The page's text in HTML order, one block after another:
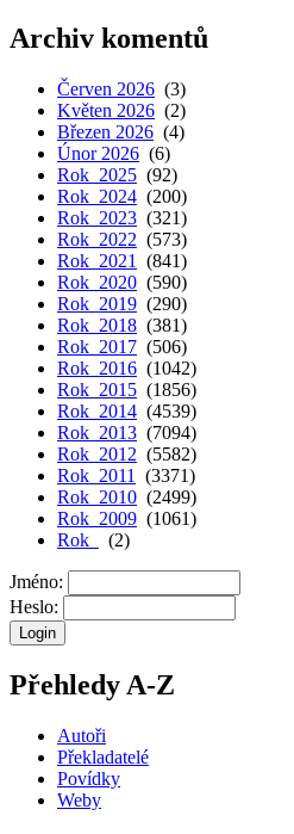
Archiv komentů
Červen 2026 (3)
Květen 2026 (2)
Březen 2026 (4)
Únor 2026 (6)
Rok 2025 (92)
Rok 2024 (200)
Rok 2023 (321)
Rok 2022 (573)
Rok 2021
(841)
Rok 2020 (590)
Rok 2019 (290)
Rok 2018 (381)
Rok 2017 (506)
Rok 2016 (1042)
Rok 2015 (1856)
Rok 2014 (4539)
Rok 2013 (7094)
Rok 2012 (5582)
Rok 2011
(3371)
Rok 2010 (2499)
Rok 2009 (1061)
Rok
(2)
Jméno:
Heslo:
Přehledy A-Z
Autoři
Překladatelé
Povídky
Weby